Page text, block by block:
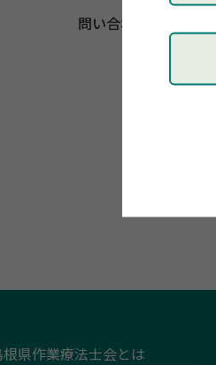
問い合わせ先
根県作業療法士会とは